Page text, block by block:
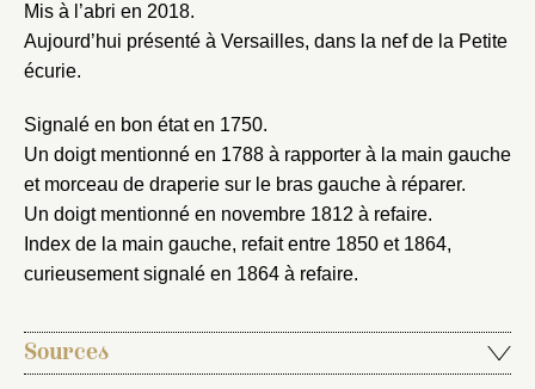
Mis à l’abri en 2018.
Aujourd’hui présenté à Versailles, dans la nef de la Petite
écurie.
Signalé en bon état en 1750.
Un doigt mentionné en 1788 à rapporter à la main gauche
et morceau de draperie sur le bras gauche à réparer.
Un doigt mentionné en novembre 1812 à refaire.
Index de la main gauche, refait entre 1850 et 1864,
curieusement signalé en 1864 à refaire.
Sources
Choix du dossier où ajouter la
notice
Nom du dossier
Fermer
Connexion
Courriel